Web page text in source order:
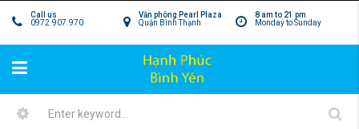
8 am to 21 pm
Monday to Sunday
Văn phòng Pearl Plaza
Quận Bình Thạnh
Call us
0972.907.970